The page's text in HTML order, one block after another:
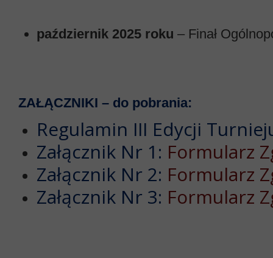
październik 2025 roku – Finał
ZAŁĄCZNIKI – do pobrania:
Regulamin III Edycji
Załącznik Nr 1: Formularz
Załącznik Nr 2: Formularz
Załącznik Nr 3: Formularz